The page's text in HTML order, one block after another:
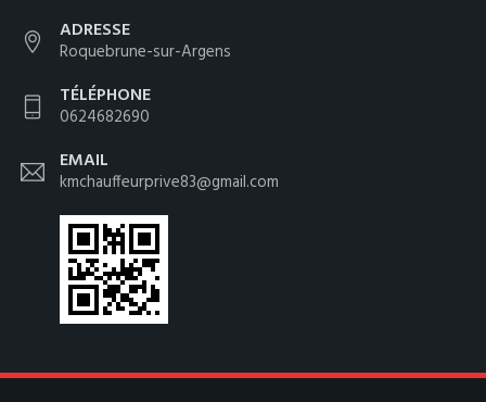
ADRESSE
Roquebrune-sur-Argens
TÉLÉPHONE
0624682690
EMAIL
kmchauffeurprive83@gmail.com